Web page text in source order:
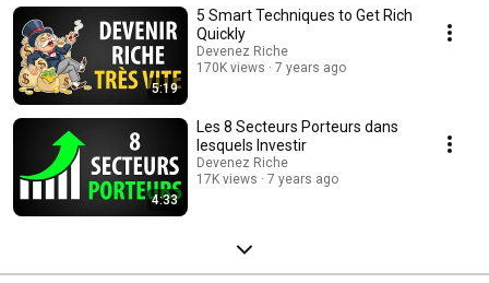
5:19
5 Smart Techniques to Get Rich
Quickly
Devenez Riche
170K views
7 years ago
4:33
Les 8 Secteurs Porteurs dans
lesquels Investir
Devenez Riche
17K views
7 years ago